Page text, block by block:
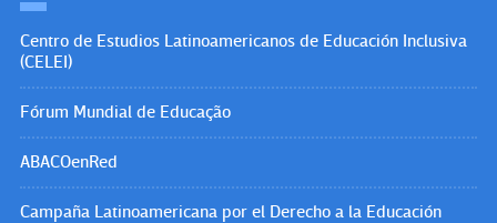
Centro de Estudios Latinoamericanos de Educación Inclusiva
(CELEI)
Fórum Mundial de Educação
ABACOenRed
Campaña Latinoamericana por el Derecho a la Educación